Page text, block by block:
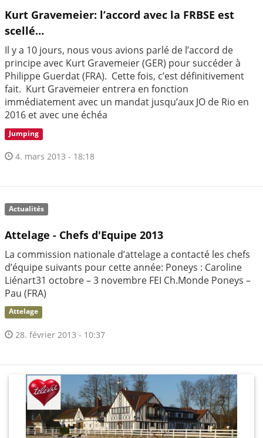
Kurt Gravemeier: l’accord avec la FRBSE est
scellé…
Il y a 10 jours, nous vous avions parlé de l’accord de
principe avec Kurt Gravemeier (GER) pour succéder à
Philippe Guerdat (FRA). Cette fois, c’est définitivement
fait. Kurt Gravemeier entrera en fonction
immédiatement avec un mandat jusqu’aux JO de Rio en
2016 et avec une échéa
Jumping
4. mars 2013 - 18:18
Actualités
Attelage - Chefs d'Equipe 2013
La commission nationale d’attelage a contacté les chefs
d’équipe suivants pour cette année: Poneys : Caroline
Liénart31 octobre – 3 novembre FEI Ch.Monde Poneys –
Pau (FRA)
Attelage
28. février 2013 - 10:37